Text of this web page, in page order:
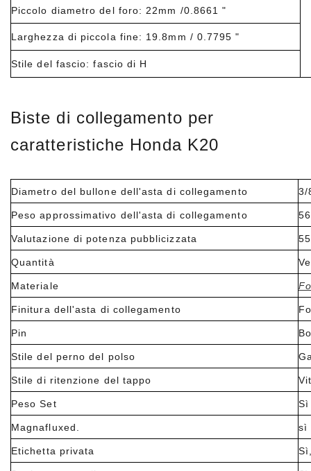
Piccolo diametro del foro: 22mm /0.8661 "
Larghezza di piccola fine: 19.8mm / 0.7795 "
Stile del fascio: fascio di H
Biste di collegamento per
caratteristiche Honda K20
Diametro del bullone dell'asta di collegamento 3/
Peso approssimativo dell'asta di collegamento
Valutazione di potenza pubblicizzata
Quantità
Materiale
Finitura dell'asta di collegamento
Pin
Stile del perno del polso
Stile di ritenzione del tappo
Peso Set Sì
Magnafluxed. sì
Etichetta privata